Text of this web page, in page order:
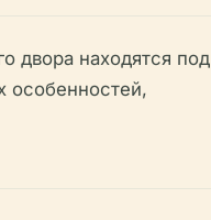
двора находятся под
особенностей,